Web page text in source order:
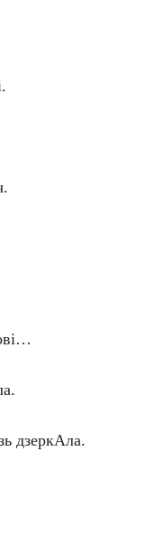
дзеркАла.